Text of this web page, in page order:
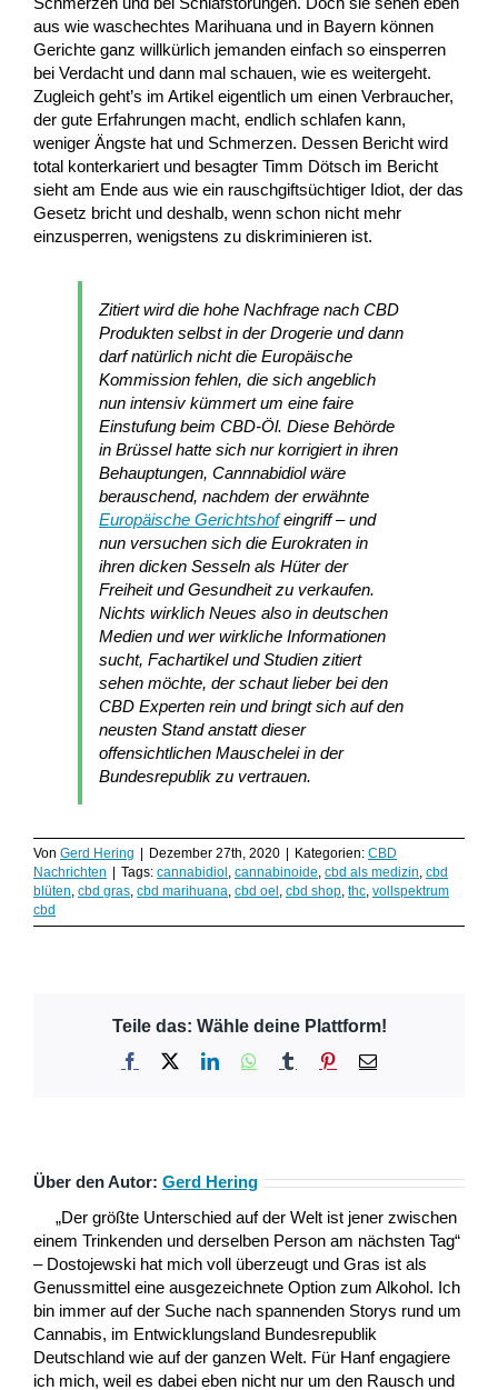
aus wie waschechtes Marihuana und in Bayern können
Gerichte ganz willkürlich jemanden einfach so einsperren
bei Verdacht und dann mal schauen, wie es weitergeht.
Zugleich geht’s im Artikel eigentlich um einen Verbraucher,
der gute Erfahrungen macht, endlich schlafen kann,
weniger Ängste hat und Schmerzen. Dessen Bericht wird
total konterkariert und besagter Timm Dötsch im Bericht
sieht am Ende aus wie ein rauschgiftsüchtiger Idiot, der das
Gesetz bricht und deshalb, wenn schon nicht mehr
einzusperren, wenigstens zu diskriminieren ist.
Zitiert wird die hohe Nachfrage nach CBD
Produkten selbst in der Drogerie und dann
darf natürlich nicht die Europäische
Kommission fehlen, die sich angeblich
nun intensiv kümmert um eine faire
Einstufung beim CBD-Öl. Diese Behörde
in Brüssel hatte sich nur korrigiert in ihren
Behauptungen, Cannnabidiol wäre
berauschend, nachdem der erwähnte
Europäische Gerichtshofeingriff – und
nun versuchen sich die Eurokraten in
ihren dicken Sesseln als Hüter der
Freiheit und Gesundheit zu verkaufen.
Nichts wirklich Neues also in deutschen
Medien und wer wirkliche Informationen
sucht, Fachartikel und Studien zitiert
sehen möchte, der schaut lieber bei den
CBD Experten rein und bringt sich auf den
neusten Stand anstatt dieser
offensichtlichen Mauschelei in der
Bundesrepublik zu vertrauen.
Von Gerd Hering | Dezember 27th, 2020 | Kategorien: CBD
Nachrichten | Tags: cannabidiol, cannabinoide, cbd als medizin, cbd
blüten, cbd gras, cbd marihuana, cbd oel, cbd shop, thc, vollspektrum
cbd
Teile das: Wähle deine Plattform!
Facebook LinkedInWhatsApp
Tumblr Pinterest
E-
Über den Autor: Gerd Hering
„Der größte Unterschied auf der Welt ist jener zwischen
einem Trinkenden und derselben Person am nächsten Tag“
– Dostojewski hat mich voll überzeugt und Gras ist als
Genussmittel eine ausgezeichnete Option zum Alkohol. Ich
bin immer auf der Suche nach spannenden Storys rund um
Cannabis, im Entwicklungsland Bundesrepublik
Deutschland wie auf der ganzen Welt. Für Hanf engagiere
ich mich, weil es dabei eben nicht nur um den Rausch und